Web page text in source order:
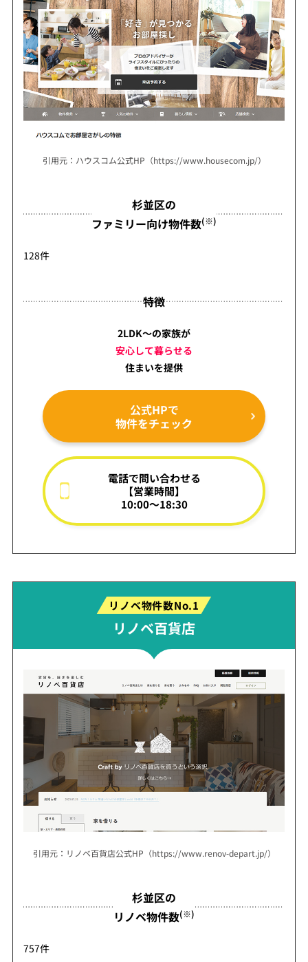
引用元：ハウスコム公式HP（https://www.housecom.jp/）
杉並区の
ファミリー向け物件数(※)
128件
特徴
2LDK～の家族が
安心して暮らせる
住まいを提供
公式HPで
物件をチェック
電話で問い合わせる
【営業時間】
10:00～18:30
リノベ物件数No.1
リノベ百貨店
引用元：リノベ百貨店公式HP（https://www.renov-depart.jp/）
杉並区の
リノベ物件数(※)
757件